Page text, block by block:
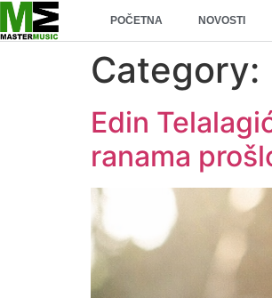
POČETNA NOVOSTI
Category:
Edin
ranama